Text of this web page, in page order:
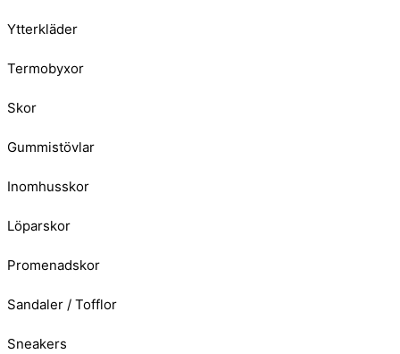
Ytterkläder
Termobyxor
Skor
Gummistövlar
Inomhusskor
Löparskor
Promenadskor
Sandaler / Tofflor
Sneakers